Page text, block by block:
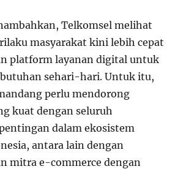
Telkomsel melihat
masyarakat kini lebih cepat
platform layanan digital untuk
sehari-hari. Untuk itu,
perlu mendorong
kuat dengan seluruh
dalam ekosistem
antara lain dengan
mitra e-commerce dengan